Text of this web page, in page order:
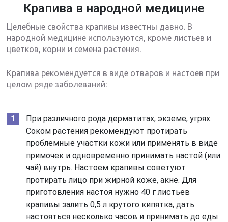
Крапива в народной медицине
Целебные свойства крапивы известны давно. В
народной медицине используются, кроме листьев и
цветков, корни и семена растения.
Крапива рекомендуется в виде отваров и настоев при
целом ряде заболеваний:
При различного рода дерматитах, экземе, угрях.
Соком растения рекомендуют протирать
проблемные участки кожи или применять в виде
примочек и одновременно принимать настой (или
чай) внутрь. Настоем крапивы советуют
протирать лицо при жирной коже, акне. Для
приготовления настоя нужно 40 г листьев
крапивы залить 0,5 л крутого кипятка, дать
настояться несколько часов и принимать до еды